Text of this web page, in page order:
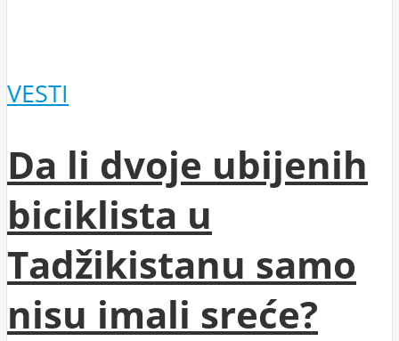
VESTI
Da li dvoje ubijenih
biciklista u
Tadžikistanu samo
nisu imali sreće?